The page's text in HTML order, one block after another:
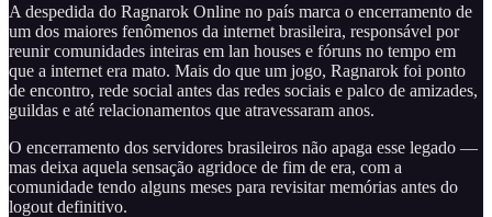
A despedida do Ragnarok Online no país marca o encerramento de
um dos maiores fenômenos da internet brasileira, responsável por
reunir comunidades inteiras em lan houses e fóruns no tempo em
que a internet era mato. Mais do que um jogo, Ragnarok foi ponto
de encontro, rede social antes das redes sociais e palco de amizades,
guildas e até relacionamentos que atravessaram anos.
O encerramento dos servidores brasileiros não apaga esse legado —
mas deixa aquela sensação agridoce de fim de era, com a
comunidade tendo alguns meses para revisitar memórias antes do
logout definitivo.